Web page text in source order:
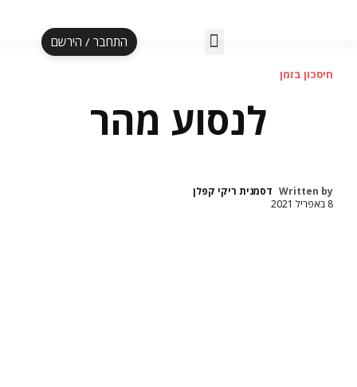
התחבר / הירשם
חיסכון בזמן
לנסוע מהר
Written by דסמנית ריקי קפלן
8 באפריל 2021